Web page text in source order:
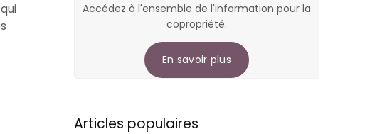
Accédez à l'ensemble de l'information pour la
copropriété.
En savoir plus
Articles populaires